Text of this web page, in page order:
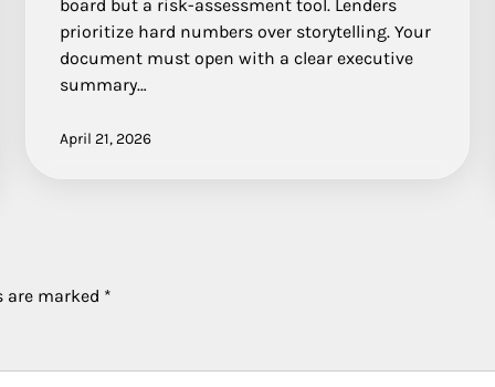
board but a risk-assessment tool. Lenders
prioritize hard numbers over storytelling. Your
document must open with a clear executive
summary…
April 21, 2026
are marked *